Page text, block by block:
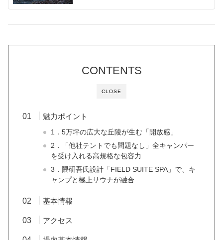
CLOSE
CONTENTS
魅力ポイント
1．5万坪の広大な丘陵が生む「開放感」
2．「他社テントでも問題なし」全キャンパー
を受け入れる高規格な包容力
3．隈研吾氏設計「FIELD SUITE SPA」で、キ
ャンプと極上サウナが融合
基本情報
アクセス